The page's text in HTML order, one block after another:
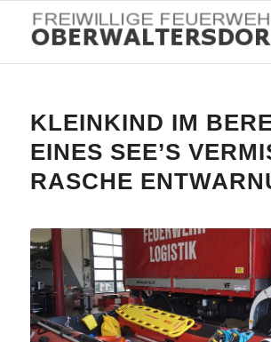
KLEINKIND IM
EINES SEE’S
RASCHE